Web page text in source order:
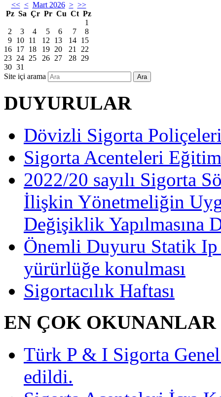
<< < Mart 2026 > >>
Pz Sa Çr Pr Cu Ct Pz
1
2
3 4 5 6 7
8
9 10 11 12 13 14 15
16 17 18 19 20 21
22
23 24 25 26 27 28 29
30 31
Site içi arama
Ara
DUYURULAR
Dövizli Sigorta
Sigorta Acenteleri
2022/20 sayılı Sigorta
İlişkin Yönetmeliğin
Değişiklik Yapılmasına
Önemli Duyuru Statik Ip
yürürlüğe konulması
Sigortacılık Haftası
EN ÇOK OKUNANLAR
Türk P & I Sigorta
edildi.